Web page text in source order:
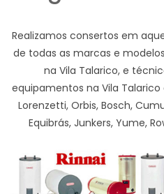
Realizamos consertos em
de todas as marcas e
na Vila Talarico, e
equipamentos na Vila
Lorenzetti, Orbis, Bosch,
Equibrás, Junkers, Yume,